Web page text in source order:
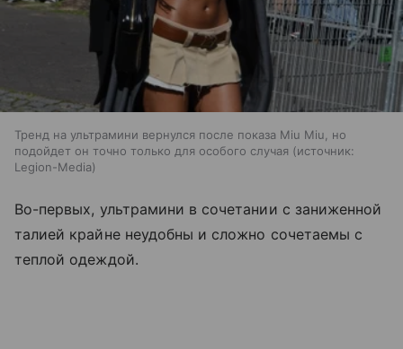
Тренд на ультрамини вернулся после показа Miu Miu, но
подойдет он точно только для особого случая
источник:
Legion-Media
Во-первых, ультрамини в сочетании с заниженной
талией крайне неудобны и сложно сочетаемы с
теплой одеждой.